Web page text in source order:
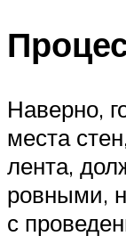
Наверно,
места
лента,
ровными,
с